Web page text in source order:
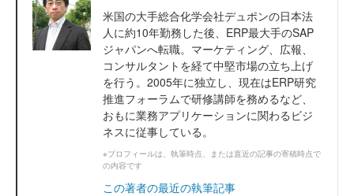
米国の大手総合化学会社デュポンの日本法
人に約10年勤務した後、ERP最大手のSAP
ジャパンへ転職。マーケティング、広報、
コンサルタントを経て中堅市場の立ち上げ
を行う。2005年に独立し、現在はERP研究
推進フォーラムで研修講師を務めるなど、
おもに業務アプリケーションに関わるビジ
ネスに従事している。
※プロフィールは、執筆時点、または直近の記事の寄稿時点で
の内容です
この著者の最近の執筆記事